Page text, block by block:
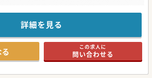
、大田区最大規模を誇る400床規模のケア
域医療の要として非常に高い集患力を持つ
件数は4,000件から4,500件（救急搬送実
地域医療の要として存在価値がございま
を持つ大手法人の唯一の急性期病院で、外
会の認定施設で、大いに研鑽が積める病院
詳細を見る
この求人に
問い合わせる